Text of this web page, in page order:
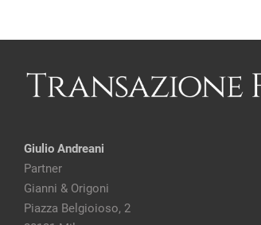
Partner
Gianni & Origoni
Piazza Belgioioso, 2
20121 Milano